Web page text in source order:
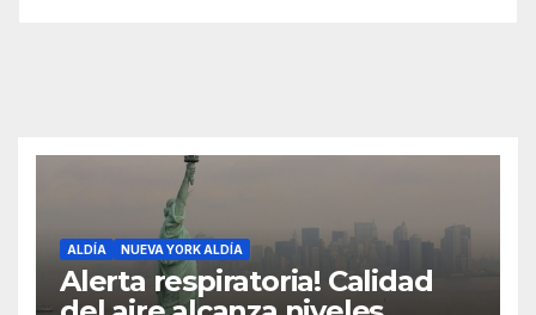
ALDÍA NUEVA YORK ALDÍA
Alerta respiratoria! Calidad